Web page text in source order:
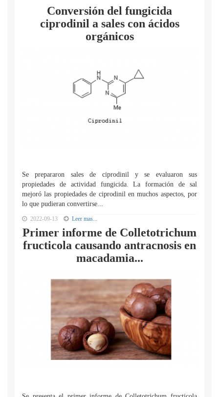
Conversión del fungicida
ciprodinil a sales con ácidos
orgánicos
Se prepararon sales de ciprodinil y se evaluaron sus
propiedades de actividad fungicida. La formación de sal
mejoró las propiedades de ciprodinil en muchos aspectos, por
lo que pudieran convertirse...
2022-09-13 Leer mas...
Primer informe de Colletotrichum
fructicola causando antracnosis en
macadamia...